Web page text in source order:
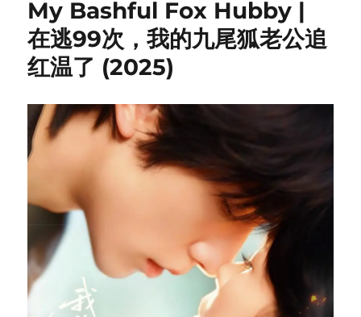
My Bashful Fox Hubby |
在逃99次，我的九尾狐老公追
红温了 (2025)